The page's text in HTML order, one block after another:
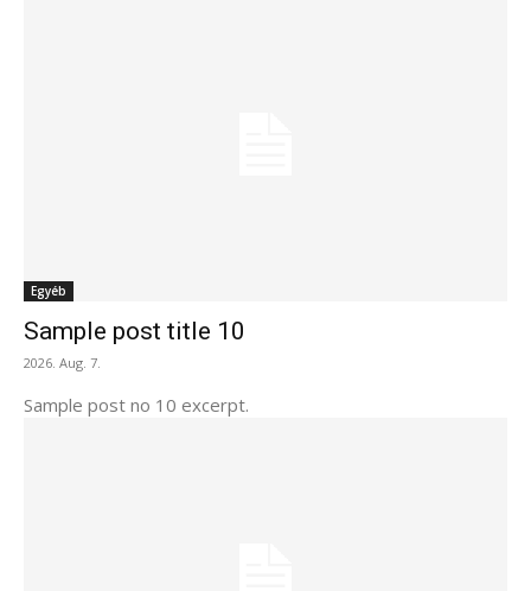
Egyéb
Sample post title 10
2026. Aug. 7.
Sample post no 10 excerpt.